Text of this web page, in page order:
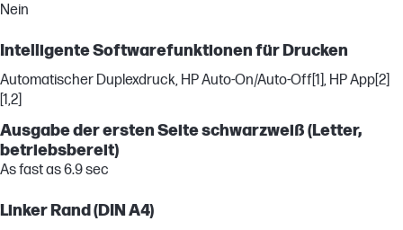
Nein
Intelligente Softwarefunktionen für Drucken
Automatischer Duplexdruck, HP Auto-On/Auto-Off[1], HP App[2]
[1,2]
Ausgabe der ersten Seite schwarzweiß (Letter,
betriebsbereit)
As fast as 6.9 sec
Linker Rand (DIN A4)